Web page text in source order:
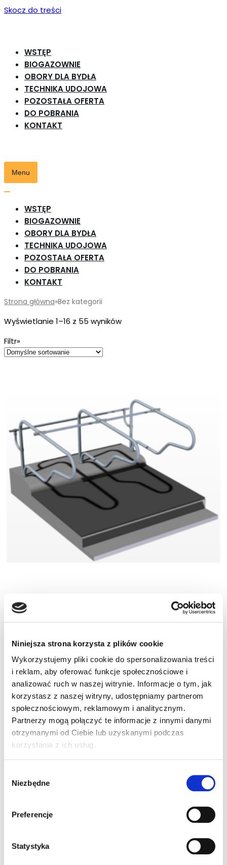
Niniejsza strona korzysta z plików cookie
Wykorzystujemy pliki cookie do spersonalizowania treści
i reklam, aby oferować funkcje społecznościowe i
analizować ruch w naszej witrynie. Informacje o tym, jak
korzystasz z naszej witryny, udostępniamy partnerom
społecznościowym, reklamowym i analitycznym.
Partnerzy mogą połączyć te informacje z innymi danymi
otrzymanymi od Ciebie lub uzyskanymi podczas
korzystania z ich usług.
zgody
Niezbędne
Preferencje
Statystyka
Skocz do treści
WSTĘP
BIOGAZOWNIE
OBORY DLA BYDŁA
TECHNIKA UDOJOWA
POZOSTAŁA OFERTA
DO POBRANIA
KONTAKT
Menu
Przełącznik
nawigacjiWSTĘP
BIOGAZOWNIE
OBORY DLA BYDŁA
TECHNIKA UDOJOWA
POZOSTAŁA OFERTA
DO POBRANIA
KONTAKT
Strona główna»Bez kategorii
Wyświetlanie 1–16 z 55 wyników
Filtr»
Bariera boczna legowiska dla krów mlecznych ZBDV
22 P – komplet
Brama Rolowana Elektrycznie Farmtec o wymiarach
3,5m x 3,5m
Brama Rolowana Elektrycznie Farmtec o wymiarach
3m x 3m
Brama Rolowana Elektrycznie Farmtec o wymiarach
4m x 4m
Brama rolowana Farmtec o wymiarach: 2,5m x 2,5m